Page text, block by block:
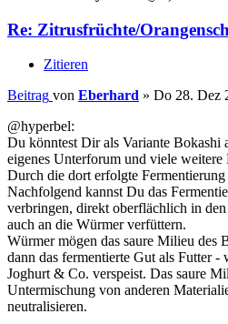
Re: Zitrusfrüchte/
Zitieren
Beitrag von Eberhard » Do 28. Dez
@hyperbel:
Du könntest Dir als Variante Bokashi
eigenes Unterforum und viele
Durch die dort erfolgte
Nachfolgend kannst Du das
verbringen, direkt oberflächlich in
auch an die Würmer verfüttern.
Würmer mögen das saure Milieu des
dann das fermentierte Gut als Futter -
Joghurt & Co. verspeist. Das saure
Untermischung von anderen
neutralisieren.